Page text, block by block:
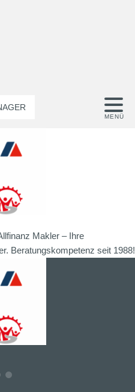
Makler – Ihre
Beratungskompetenz seit 1988!